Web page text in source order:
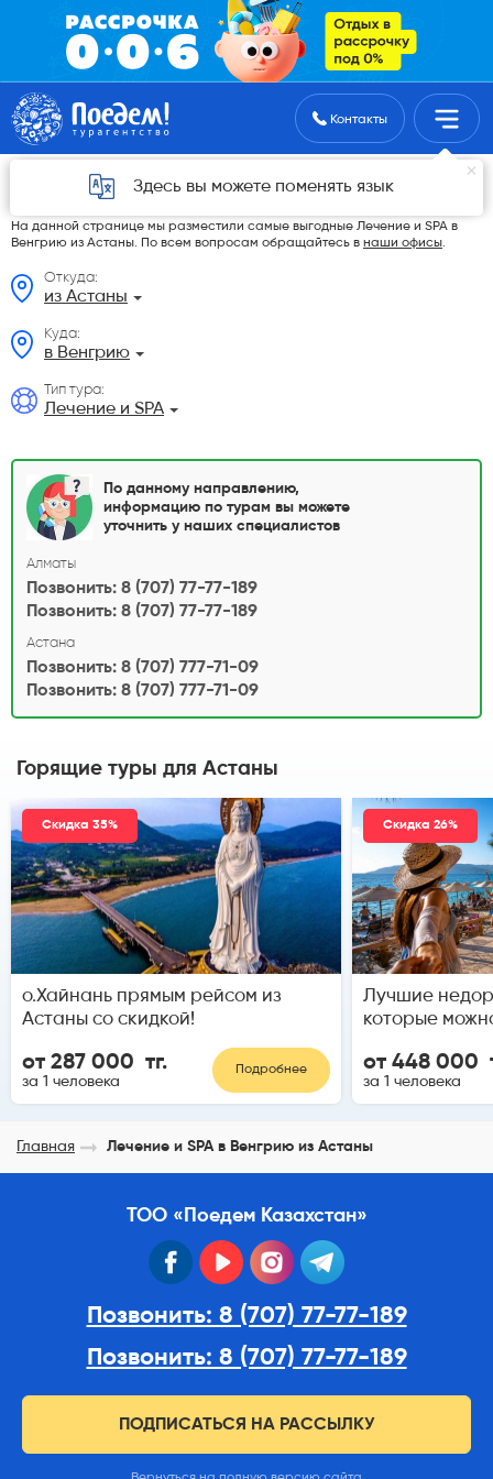
Поиск туровКонтакты
Здесь вы можете поменять язык
Лечение и SPA в Венгрию из Астаны в 2026
На данной странице мы разместили самые выгодные Лечение и SPA в
Венгрию из Астаны. По всем вопросам обращайтесь в наши офисы.
Откуда:
из Астаны
Куда:
в Венгрию
Тип тура:
Лечение и SPA
По данному направлению,
информацию по турам вы можете
уточнить у наших специалистов
Алматы
Позвонить: 8 (707) 77-77-189
Позвонить: 8 (707) 77-77-189
Астана
Позвонить: 8 (707) 777-71-09
Позвонить: 8 (707) 777-71-09
Горящие туры для Астаны
Скидка 35%
о.Хайнань прямым рейсом из
Астаны со скидкой!
от 287 000 тг.
за 1 человека
Подробнее
Скидка 26%
Лучшие
которые
от 448 000
за 1 человека
Главная Лечение и SPA в Венгрию из Астаны
ТОО «Поедем Казахстан»
facebook youtube instagram
Позвонить: 8 (707) 77-77-189
Позвонить: 8 (707) 77-77-189
ПОДПИСАТЬСЯ НА РАССЫЛКУ